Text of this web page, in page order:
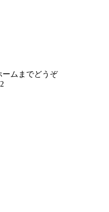
ームまでどうぞ